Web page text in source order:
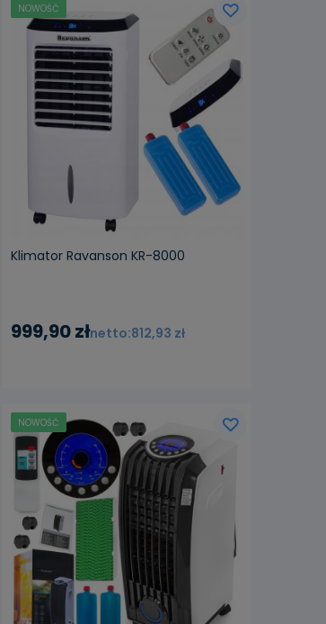
Klimator Ravanson KR-8000
999,90 zł 812,93 zł
powiadom o dostępności
NOWOŚĆ
powiadom o dostępności
NOWOŚĆ